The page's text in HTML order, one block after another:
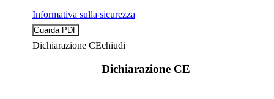
Informativa sulla sicurezza
Dichiarazione CEchiudi
Dichiarazione CE